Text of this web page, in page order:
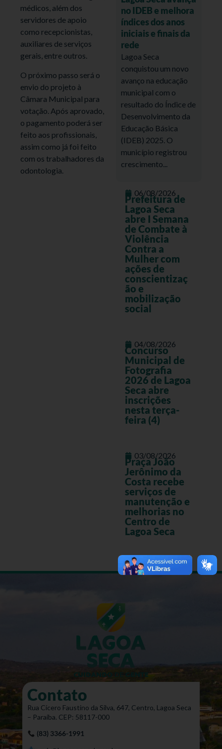
médicos, além dos
servidores de apoio
como recepcionistas,
auxiliares de serviços
gerais, entre outros.
O próximo passo será o
envio do projeto à
Câmara Municipal para
votação. Após aprovado,
o pagamento poderá ser
feito aos profissionais,
assim como já foi feito
com os trabalhadores da
odontologia.
no IDEB e melhora
índices dos anos
iniciais e finais da
rede
Lagoa Seca
conquistou um novo
avanço na educação
municipal com o
resultado do Índice de
Desenvolvimento da
Educação Básica
(IDEB) 2025. O
município registrou
crescimento...
06/08/2026
Prefeitura de
Lagoa Seca
abre I Semana
de Combate à
Violência
Contra a
Mulher com
ações de
conscientizaç
ão e
mobilização
social
04/08/2026
Concurso
Municipal de
Fotografia
2026 de Lagoa
Seca abre
inscrições
nesta terça-
feira (4)
03/08/2026
Praça João
Jerônimo da
Costa recebe
serviços de
manutenção e
melhorias no
Centro de
Lagoa Seca
Contato
Rua Cícero Faustino da Silva, 647, Centro, Lagoa Seca
– Paraíba. CEP: 58117-000
(83) 3366-1991